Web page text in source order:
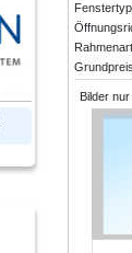
Bilder